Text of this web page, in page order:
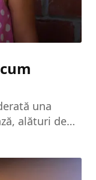
una
alături de